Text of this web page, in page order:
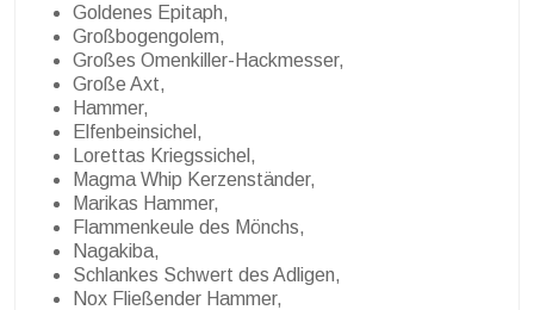
Goldenes Epitaph,
Großbogengolem,
Großes Omenkiller-Hackmesser,
Große Axt,
Hammer,
Elfenbeinsichel,
Lorettas Kriegssichel,
Magma Whip Kerzenständer,
Marikas Hammer,
Flammenkeule des Mönchs,
Nagakiba,
Schlankes Schwert des Adligen,
Nox Fließender Hammer,